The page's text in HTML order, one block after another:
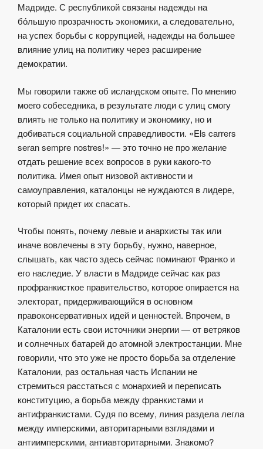
Мадриде. С республикой связаны надежды на
бо́льшую прозрачность экономики, а следовательно,
на успех борьбы с коррупцией, надежды на большее
влияние улиц на политику через расширение
демократии.
Мы говорили также об исландском опыте. По мнению
моего собеседника, в результате люди с улиц смогу
влиять не только на политику и экономику, но и
добиваться социальной справедливости. «Els carrers
seran sempre nostres!» — это точно не про желание
отдать решение всех вопросов в руки какого-то
политика. Имея опыт низовой активности и
самоуправления, каталонцы не нуждаются в лидере,
который придет их спасать.
Чтобы понять, почему левые и анархисты так или
иначе вовлечены в эту борьбу, нужно, наверное,
слышать, как часто здесь сейчас поминают Франко и
его наследие. У власти в Мадриде сейчас как раз
профранкисткое правительство, которое опирается на
электорат, придерживающийся в основном
правоконсервативных идей и ценностей. Впрочем, в
Каталонии есть свои источники энергии — от ветряков
и солнечных батарей до атомной электростанции. Мне
говорили, что это уже не просто борьба за отделение
Каталонии, раз остальная часть Испании не
стремиться расстаться с монархией и переписать
конституцию, а борьба между франкистами и
антифранкистами. Судя по всему, линия раздела легла
между имперскими, авторитарными взглядами и
антиимперскими, антиавторитарными. Знакомо?